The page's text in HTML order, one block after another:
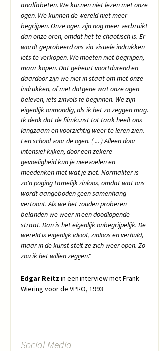
analfabeten. We kunnen niet lezen met onze
ogen. We kunnen de wereld niet meer
begrijpen. Onze ogen zijn nog meer verbruikt
dan onze oren, omdat het te chaotisch is. Er
wordt geprobeerd ons via visuele indrukken
iets te verkopen. We moeten niet begrijpen,
maar kopen. Dat gebeurt voortdurend en
daardoor zijn we niet in staat om met onze
indrukken, of met datgene wat onze ogen
beleven, iets zinvols te beginnen. We zijn
eigenlijk onmondig, als ik het zo zeggen mag.
Ik denk dat de filmkunst tot taak heeft ons
langzaam en voorzichtig weer te leren zien.
Een school voor de ogen. ( ... ) Alleen door
intensief kijken, door een zekere
gevoeligheid kun je meevoelen en
meedenken met wat je ziet. Normaliter is
zo'n poging tamelijk zinloos, omdat wat ons
wordt aangeboden geen samenhang
vertoont. Als we het zouden proberen
belanden we weer in een doodlopende
straat. Dan is het eigenlijk onbegrijpelijk. De
wereld is eigenlijk idioot, zinloos en verhuld,
maar in de kunst stelt ze zich weer open. Zo
zou ik het willen zeggen."
Edgar Reitz in een interview met Frank
Wiering voor de VPRO, 1993
Social Media